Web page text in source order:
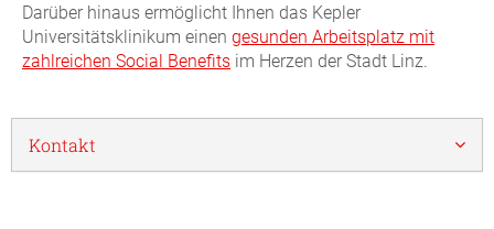
Darüber hinaus ermöglicht Ihnen das Kepler
Universitätsklinikum einen gesunden Arbeitsplatz mit
zahlreichen Social Benefits im Herzen der Stadt Linz.
Kontakt